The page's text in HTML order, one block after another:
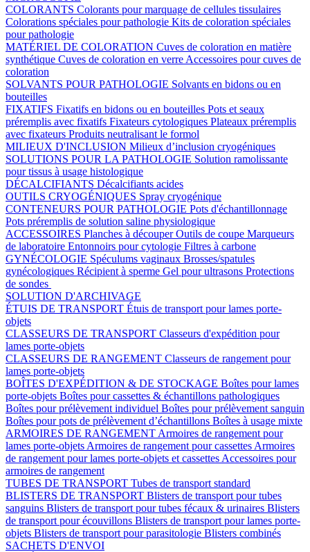
COLORANTS Colorants pour marquage de cellules tissulaires
Colorations spéciales pour pathologie Kits de coloration spéciales
pour pathologie
MATÉRIEL DE COLORATION Cuves de coloration en matière
synthétique Cuves de coloration en verre Accessoires pour cuves de
coloration
SOLVANTS POUR PATHOLOGIE Solvants en bidons ou en
bouteilles
FIXATIFS Fixatifs en bidons ou en bouteilles Pots et seaux
préremplis avec fixatifs Fixateurs cytologiques Plateaux préremplis
avec fixateurs Produits neutralisant le formol
MILIEUX D'INCLUSION Milieux d’inclusion cryogéniques
SOLUTIONS POUR LA PATHOLOGIE Solution ramolissante
pour tissus à usage histologique
DÉCALCIFIANTS Décalcifiants acides
OUTILS CRYOGÉNIQUES Spray cryogénique
CONTENEURS POUR PATHOLOGIE Pots d'échantillonnage
Pots préremplis de solution saline physiologique
ACCESSOIRES Planches à découperOutils de coupe Marqueurs
de laboratoire Entonnoirs pour cytologie Filtres à carbone
GYNÉCOLOGIE Spéculums vaginaux Brosses/spatules
gynécologiques Récipient à sperme Gel pour ultrasons Protections
de sondes
SOLUTION D'ARCHIVAGE
ÉTUIS DE TRANSPORT Étuis de transport pour lames porte-
objets
CLASSEURS DE TRANSPORT Classeurs d'expédition pour
lames porte-objets
CLASSEURS DE RANGEMENT Classeurs de rangement pour
lames porte-objets
BOÎTES D'EXPÉDITION & DE STOCKAGE Boîtes pour lames
porte-objets Boîtes pour cassettes & échantillons pathologiques
Boîtes pour prélèvement individuel Boîtes pour prélèvement sanguin
Boîtes pour pots de prélèvement d’échantillons Boîtes à usage mixte
ARMOIRES DE RANGEMENT Armoires de rangement pour
lames porte-objets Armoires de rangement pour cassettes Armoires
de rangement pour lames porte-objets et cassettes Accessoires pour
armoires de rangement
TUBES DE TRANSPORT Tubes de transport standard
BLISTERS DE TRANSPORT Blisters de transport pour tubes
sanguins Blisters de transport pour tubes fécaux & urinaires Blisters
de transport pour écouvillons Blisters de transport pour lames porte-
objets Blisters de transport pour parasitologie Blisters combinés
SACHETS D'ENVOI